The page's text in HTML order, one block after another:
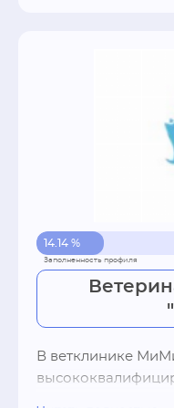
питомец окунется
сородичами (по
положительно
социализации.
будут смотреть и
нашего центра на
проживания.
14.14 %
В ветклинике